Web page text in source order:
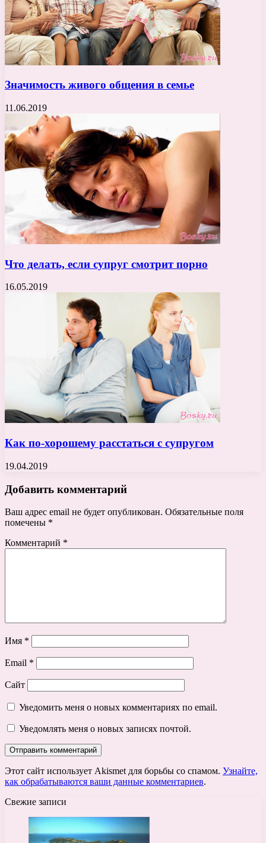
Значимость живого общения в семье
11.06.2019
Что делать, если супруг смотрит порно
16.05.2019
Как по-хорошему расстаться с супругом
19.04.2019
Добавить комментарий
Ваш адрес email не будет опубликован. Обязательные поля
помечены *
Комментарий *
Имя *
Email *
Сайт
Уведомить меня о новых комментариях по email.
Уведомлять меня о новых записях почтой.
Этот сайт использует Akismet для борьбы со спамом. Узнайте,
как обрабатываются ваши данные комментариев.
Свежие записи